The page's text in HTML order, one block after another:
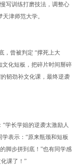
写训练打磨技法，调整心
津师范大学。
，曾被判定 “撑死上大
文化短板，把碎片时间掰碎
韧劲补文化课，最终逆袭
学长学姐的逆袭太激励人
表示：“原来瓶颈和短板
脚步拼到底！”也有同学感
课了！”